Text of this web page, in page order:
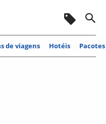
de viagens Hotéis Pacotes